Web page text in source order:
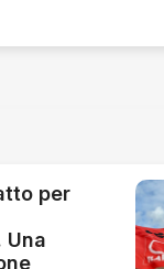
per
Una